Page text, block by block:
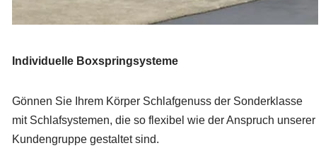
Individuelle Boxspringsysteme
Gönnen Sie Ihrem Körper Schlafgenuss der Sonderklasse
mit Schlafsystemen, die so flexibel wie der Anspruch unserer
Kundengruppe gestaltet sind.